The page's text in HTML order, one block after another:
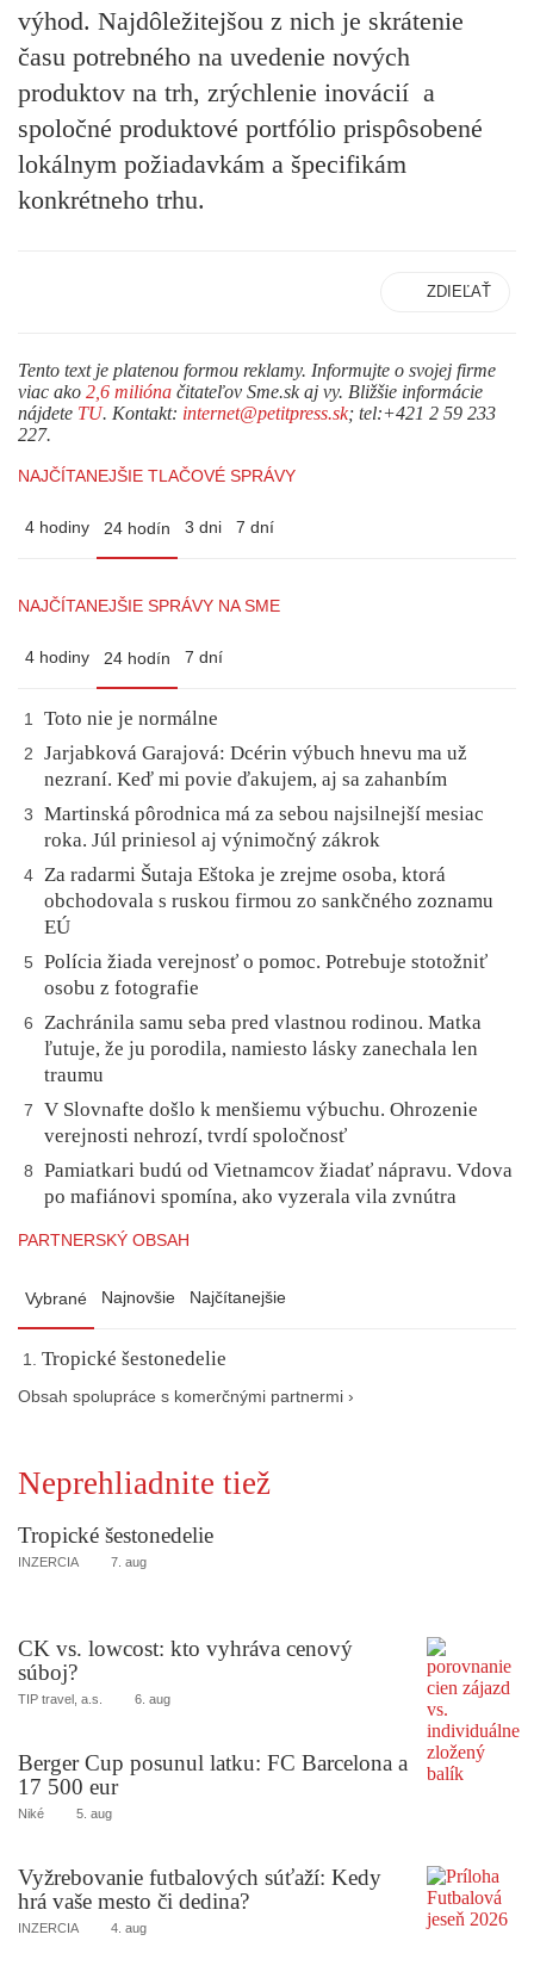
výhod. Najdôležitejšou z nich je skrátenie
času potrebného na uvedenie nových
produktov na trh, zrýchlenie inovácií a
spoločné produktové portfólio prispôsobené
lokálnym požiadavkám a špecifikám
konkrétneho trhu.
ZDIEĽAŤ
Tento text je platenou formou reklamy. Informujte o svojej firme
viac ako 2,6 milióna čitateľov Sme.sk aj vy. Bližšie informácie
nájdete TU. Kontakt: internet@petitpress.sk; tel:+421 2 59 233
227.
NAJČÍTANEJŠIE TLAČOVÉ SPRÁVY
4 hodiny 24 hodín 3 dni 7 dní
NAJČÍTANEJŠIE SPRÁVY NA SME
4 hodiny 24 hodín 7 dní
1 Toto nie je normálne
2
Jarjabková Garajová: Dcérin výbuch hnevu ma už
nezraní. Keď mi povie ďakujem, aj sa zahanbím
3
Martinská pôrodnica má za sebou najsilnejší mesiac
roka. Júl priniesol aj výnimočný zákrok
4
Za radarmi Šutaja Eštoka je zrejme osoba, ktorá
obchodovala s ruskou firmou zo sankčného zoznamu
EÚ
5
Polícia žiada verejnosť o pomoc. Potrebuje stotožniť
osobu z fotografie
6
Zachránila samu seba pred vlastnou rodinou. Matka
ľutuje, že ju porodila, namiesto lásky zanechala len
traumu
7
V Slovnafte došlo k menšiemu výbuchu. Ohrozenie
verejnosti nehrozí, tvrdí spoločnosť
8
Pamiatkari budú od Vietnamcov žiadať nápravu. Vdova
po mafiánovi spomína, ako vyzerala vila zvnútra
PARTNERSKÝ OBSAH
Vybrané Najnovšie Najčítanejšie
Tropické šestonedelie
Obsah spolupráce s komerčnými partnermi ›
Neprehliadnite tiež
Tropické šestonedelie
INZERCIA 7. aug
CK vs. lowcost: kto vyhráva cenový
súboj?
TIP travel, a.s. 6. aug
Berger Cup posunul latku: FC Barcelona a
17 500 eur
Niké 5. aug
Vyžrebovanie futbalových súťaží: Kedy
hrá vaše mesto či dedina?
INZERCIA 4. aug